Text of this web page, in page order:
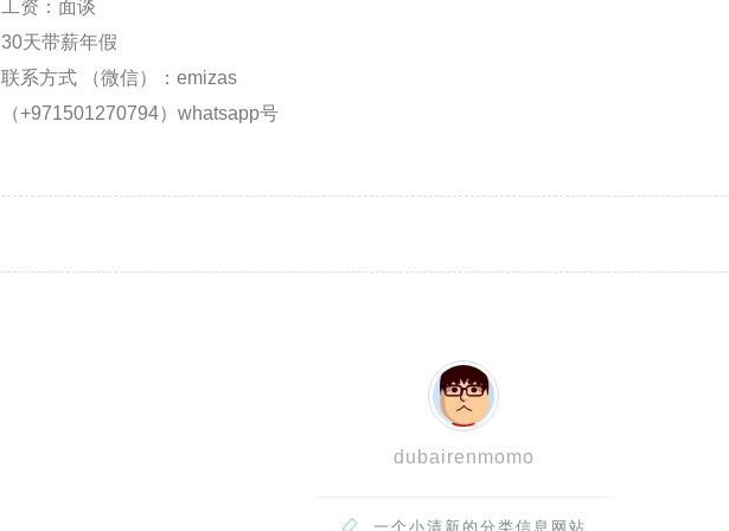
工资：面谈
30天带薪年假
联系方式 （微信）：emizas
（+971501270794）whatsapp号
dubairenmomo
 一个小清新的分类信息网站